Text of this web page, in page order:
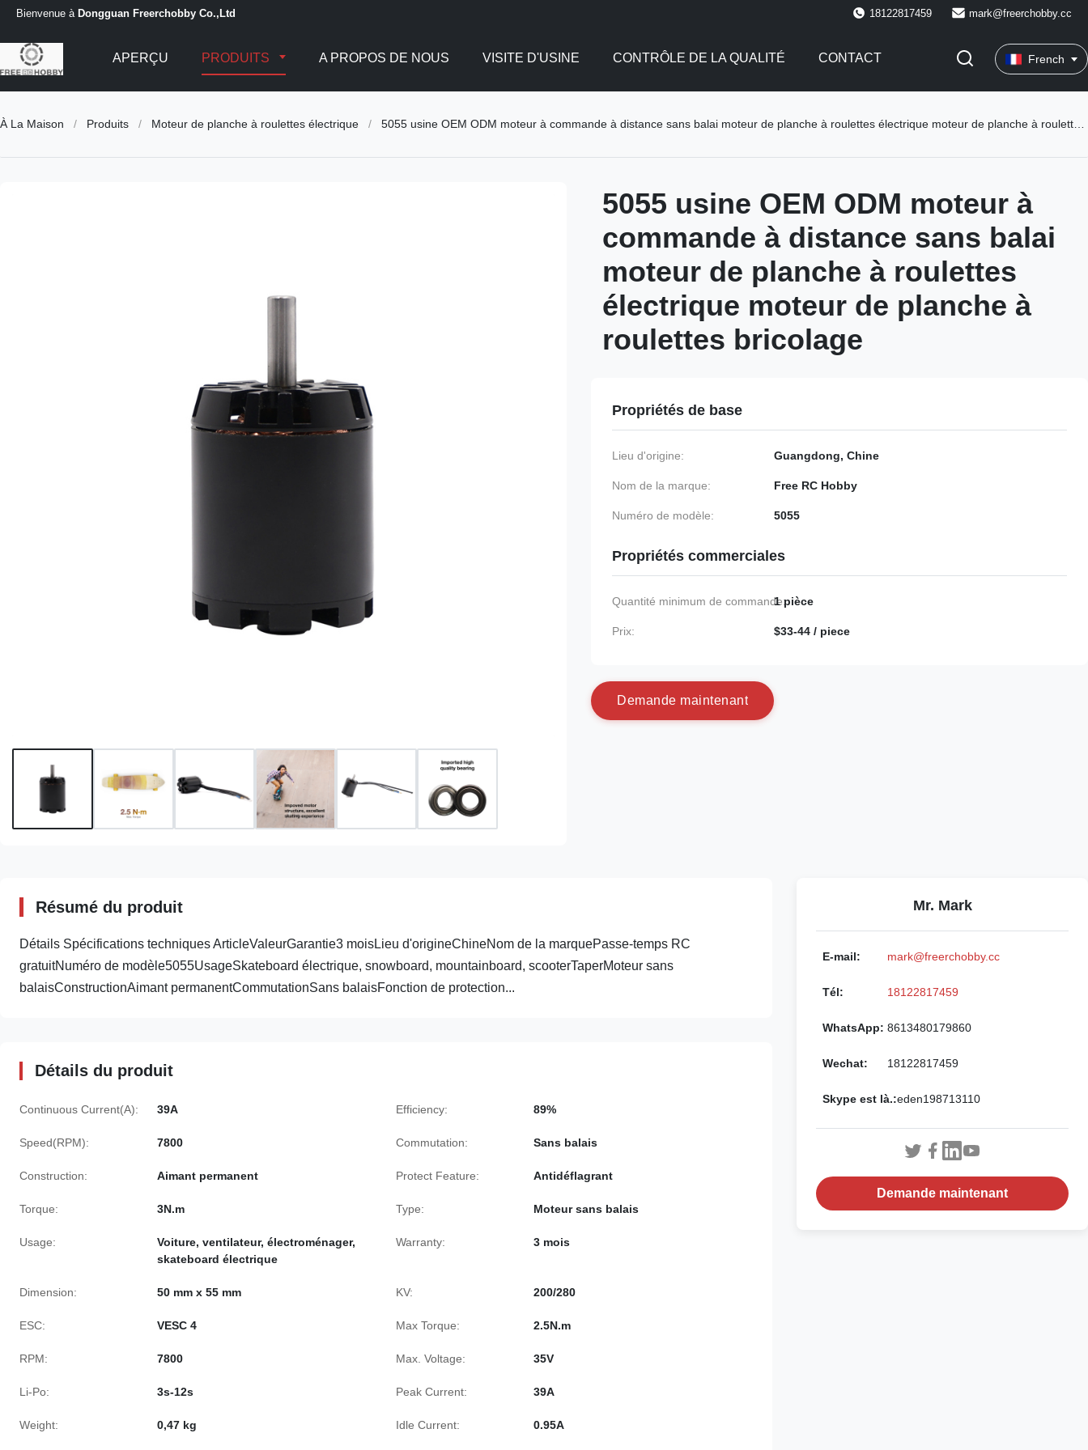
Bienvenue à Dongguan Freerchobby Co.,Ltd 18122817459 mark@freerchobby.cc
APERÇU PRODUITS A PROPOS DE NOUS VISITE D'USINE CONTRÔLE DE LA QUALITÉ CONTACT French
À La Maison / Produits / Moteur de planche à roulettes électrique / 5055 usine OEM ODM moteur à commande à distance sans balai moteur de planche à roulettes électrique moteur de planche à roulettes bricolage
5055 usine OEM ODM moteur à
commande à distance sans balai
moteur de planche à roulettes
électrique moteur de planche à
roulettes bricolage
Propriétés de base
Lieu d'origine: Guangdong, Chine
Nom de la marque: Free RC Hobby
Numéro de modèle: 5055
Propriétés commerciales
Quantité minimum de commande:1 pièce
Prix: $33-44 / piece
Demande maintenant
Résumé du produit
Détails Spécifications techniques ArticleValeurGarantie3 moisLieu d'origineChineNom de la marquePasse-temps RC
gratuitNuméro de modèle5055UsageSkateboard électrique, snowboard, mountainboard, scooterTaperMoteur sans
balaisConstructionAimant permanentCommutationSans balaisFonction de protection...
Détails du produit
Continuous Current(A): 39A Efficiency: 89%
Speed(RPM): 7800 Commutation: Sans balais
Construction: Aimant permanent Protect Feature: Antidéflagrant
Torque: 3N.m Type: Moteur sans balais
Usage:
Voiture, ventilateur, électroménager,
skateboard électrique
Warranty: 3 mois
Dimension: 50 mm x 55 mm KV: 200/280
ESC: VESC 4 Max Torque: 2.5N.m
RPM: 7800 Max. Voltage: 35V
Li-Po: 3s-12s Peak Current: 39A
Weight: 0,47 kg Idle Current: 0.95A
Mr. Mark
E-mail: mark@freerchobby.cc
Tél: 18122817459
WhatsApp: 8613480179860
Wechat: 18122817459
Skype est là.:eden198713110
Demande maintenant